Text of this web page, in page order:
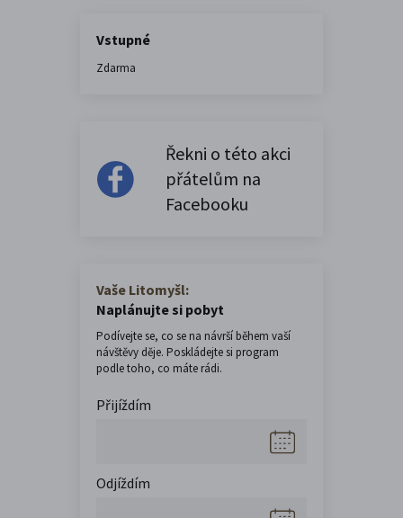
Vstupné
Zdarma
Řekni o této akci
přátelům na
Facebooku
Vaše Litomyšl:
Naplánujte si pobyt
Podívejte se, co se na návrší během vaší
návštěvy děje. Poskládejte si program
podle toho, co máte rádi.
Přijíždím
Odjíždím